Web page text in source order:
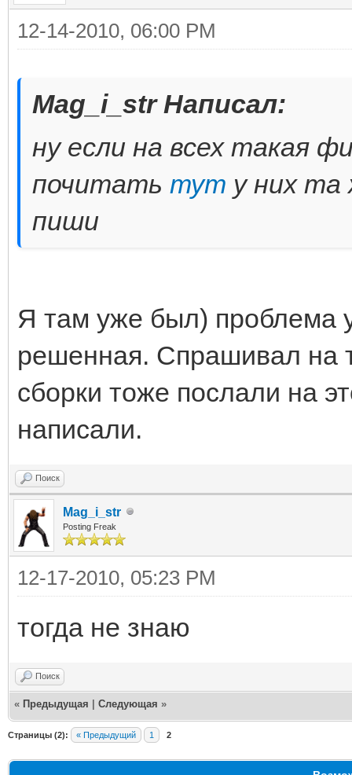
12-14-2010, 06:00 PM
Mag_i_str Написал:
ну если на всех такая
почитать тут у них та
пиши
Я там уже был) проблема
решенная. Спрашивал на
сборки тоже послали на
написали.
Поиск
Mag_i_str
Posting Freak
12-17-2010, 05:23 PM
тогда не знаю
Поиск
« Предыдущая Следующая »
Страницы (2): « Предыдущий 1 2